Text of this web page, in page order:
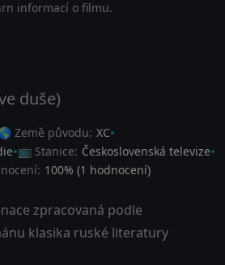
informací o filmu.
duše)
Země původu: XC
📺 Stanice: Československá televize
100% (1 hodnocení)
zpracovaná podle
klasika ruské literatury